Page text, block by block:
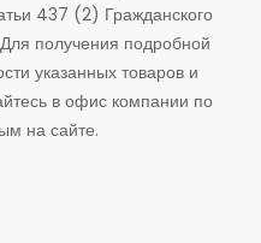
437 (2) Гражданского
получения подробной
указанных товаров и
в офис компании по
на сайте.